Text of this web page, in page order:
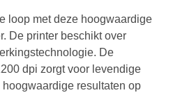
loop met deze hoogwaardige
De printer beschikt over
De
dpi zorgt voor levendige
resultaten op